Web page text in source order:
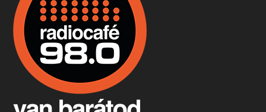
Fermentáljunk, a testünk meghálálja!
Apr 3, 2026 • 00:36:07